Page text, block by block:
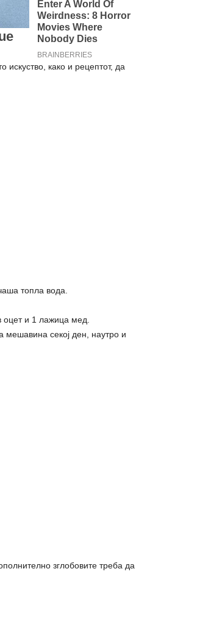
искуство, како и рецептот, да
топла вода.
оцет и 1 лажица мед.
мешавина секој ден, наутро и
зглобовите треба да